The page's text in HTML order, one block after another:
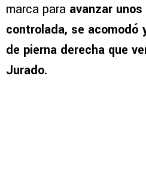
marca para avanzar
controlada, se acomodó
de pierna derecha que
Jurado.